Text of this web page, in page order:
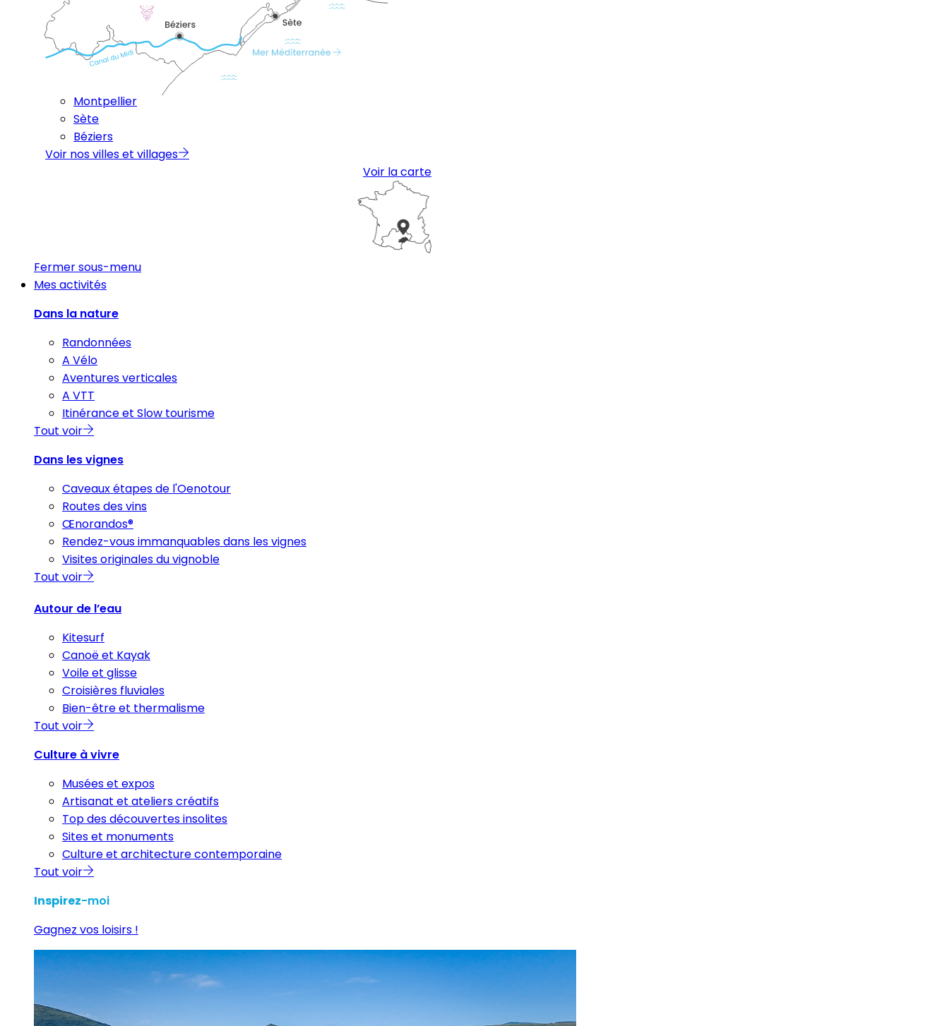
Montpellier
Sète
Béziers
Voir nos villes et villages
Voir la carte
Fermer sous-menu
Mes activités
Dans la nature
Randonnées
A Vélo
Aventures verticales
A VTT
Itinérance et Slow tourisme
Tout voir
Dans les vignes
Caveaux étapes de l'Oenotour
Routes des vins
Œnorandos®
Rendez-vous immanquables dans les vignes
Visites originales du vignoble
Tout voir
Autour de l’eau
Kitesurf
Canoë et Kayak
Voile et glisse
Croisières fluviales
Bien-être et thermalisme
Tout voir
Culture à vivre
Musées et expos
Artisanat et ateliers créatifs
Top des découvertes insolites
Sites et monuments
Culture et architecture contemporaine
Tout voir
Inspirez-moi
Gagnez vos loisirs !